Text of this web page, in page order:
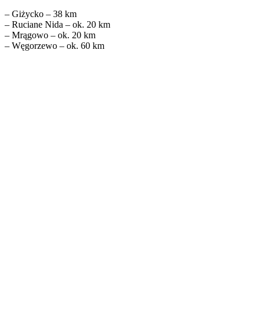
– Giżycko – 38 km
– Ruciane Nida – ok. 20 km
– Mrągowo – ok. 20 km
– Węgorzewo – ok. 60 km